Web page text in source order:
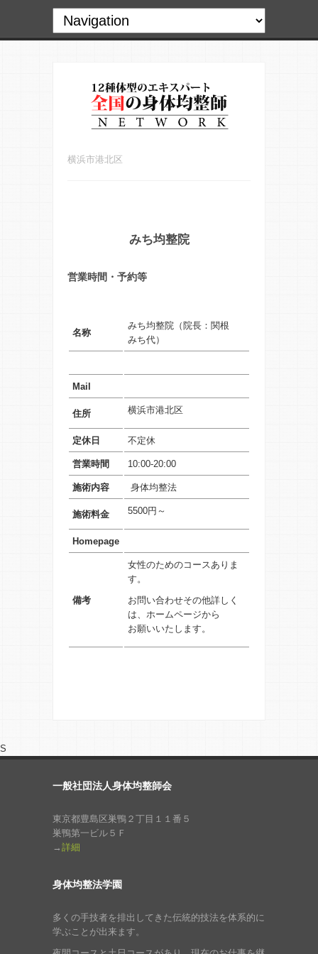
横浜市港北区
みち均整院
営業時間・予約等
名称
みち均整院（院長：関根
みち代）
Mail
住所 横浜市港北区
定休日 不定休
営業時間 10:00-20:00
施術内容 身体均整法
施術料金 5500円～
Homepage
備考
女性のためのコースありま
す。
お問い合わせその他詳しく
は、ホームページから
お願いいたします。
S
一般社団法人身体均整師会
東京都豊島区巣鴨２丁目１１番５
巣鴨第一ビル５Ｆ
→ 詳細
身体均整法学園
多くの手技者を排出してきた伝統的技法を体系的に
学ぶことが出来ます。